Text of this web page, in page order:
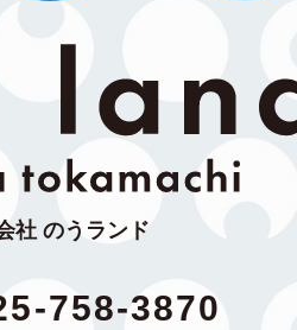
社 のうランド
758-3870